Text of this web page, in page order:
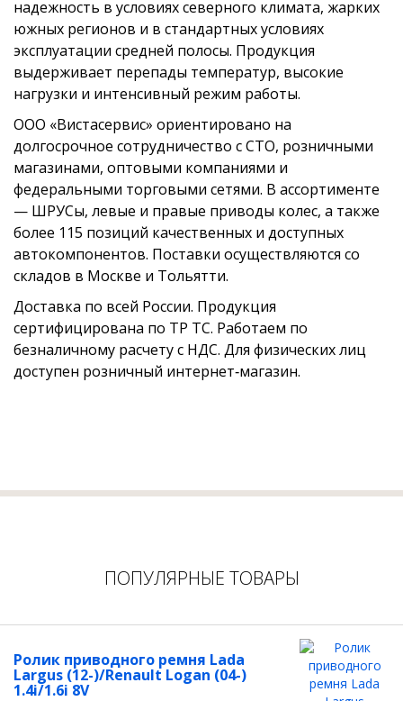
надежность в условиях северного климата, жарких
южных регионов и в стандартных условиях
эксплуатации средней полосы. Продукция
выдерживает перепады температур, высокие
нагрузки и интенсивный режим работы.
ООО «Вистасервис» ориентировано на
долгосрочное сотрудничество с СТО, розничными
магазинами, оптовыми компаниями и
федеральными торговыми сетями. В ассортименте
— ШРУСы, левые и правые приводы колес, а также
более 115 позиций качественных и доступных
автокомпонентов. Поставки осуществляются со
складов в Москве и Тольятти.
Доставка по всей России. Продукция
сертифицирована по ТР ТС. Работаем по
безналичному расчету с НДС. Для физических лиц
доступен розничный интернет‑магазин.
ПОПУЛЯРНЫЕ ТОВАРЫ
Ролик приводного ремня Lada
Largus (12-)/Renault Logan (04-)
1.4i/1.6i 8V